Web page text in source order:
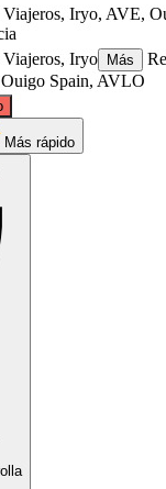
Viajeros, Iryo, AVE,
Viajeros, Iryo Más
Spain, AVLO
©CARTO
Más rápido